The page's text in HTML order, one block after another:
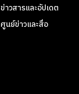
ข่าวสารและอัปเดต
ศูนย์ข่าวและสื่อ